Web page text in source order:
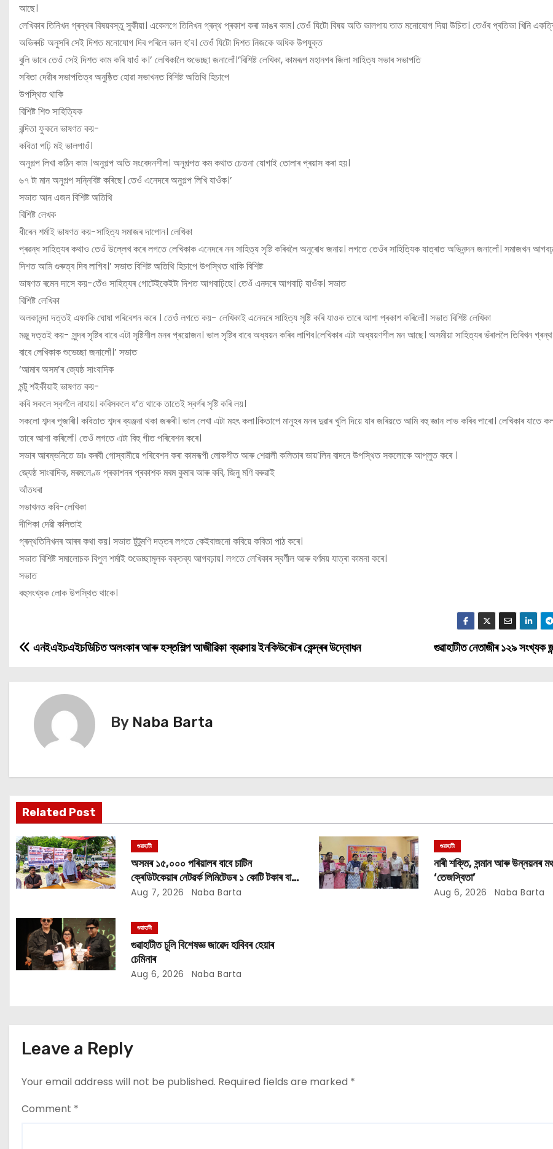
আছে।
লেখিকাৰ তিনিখন গ্ৰন্থৰ বিষয়বস্তু সুকীয়া। একেলগে তিনিখন গ্ৰন্থ প্ৰকাশ কৰা ডাঙৰ কাম। তেওঁ যিটো বিষয় অতি ভালপায় তাত মনোযোগ দিয়া উচিত। তেওঁৰ প্ৰতিভা খিনি
অভিৰুচি অনুসৰি সেই দিশত মনোযোগ দিব পৰিলে ভাল হ’ব। তেওঁ যিটো দিশত নিজকে অধিক উপযুক্ত
বুলি ভাবে তেওঁ সেই দিশত কাম কৰি যাওঁ ক।’ লেখিকালৈ শুভেচ্ছা জনালোঁ।’বিশিষ্ট লেখিকা, কামৰূপ মহানগৰ জিলা সাহিত্য সভাৰ সভাপতি
সবিতা দেৱীৰ সভাপতিত্ব অনুষ্ঠিত হোৱা সভাখনত বিশিষ্ট অতিথি হিচাপে
উপস্থিত থাকি
বিশিষ্ট শিশু সাহিত্যিক
বন্দিতা ফুকনে ভাষণত কয়-
কবিতা পঢ়ি মই ভালপাওঁ।
অনুগল্প লিখা কঠিন কাম ।অনুগল্প অতি সংবেদনশীল। অনুগল্পত কম কথাত চেতনা যোগাই তোলাৰ প্ৰয়াস কৰা হয়।
৬৭ টা মান অনুগল্প সন্নিবিষ্ট কৰিছে। তেওঁ এনেদৰে অনুগল্প লিখি যাওঁক।’
সভাত আন এজন বিশিষ্ট অতিথি
বিশিষ্ট লেখক
ধীৰেন শৰ্মাই ভাষণত কয়-সাহিত্য সমাজৰ দাপোন। লেখিকা
প্ৰৱন্ধ সাহিত্যৰ কথাও তেওঁ উল্লেখ কৰে লগতে লেখিকাক এনেদৰে নন সাহিত্য সৃষ্টি কৰিবলৈ অনুৰোধ জনায়। লগতে তেওঁৰ সাহিত্যিক যাত্ৰাত অভিনন্দন জনালোঁ। সমাজখন
দিশত আমি গুৰুত্ব দিব লাগিব।’ সভাত বিশিষ্ট অতিথি হিচাপে উপস্থিত থাকি বিশিষ্ট
ভাষণত ৰমেন দাসে কয়-তেঁও সাহিত্যৰ গোটেইকেইটা দিশত আগবাঢ়িছে। তেওঁ এনদৰে আগবাঢ়ি যাওঁক। সভাত
বিশিষ্ট লেখিকা
অলকানন্দা দত্তই এফাকি ঘোষা পৰিবেশন কৰে । তেওঁ লগতে কয়- লেখিকাই এনেদৰে সাহিত্য সৃষ্টি কৰি যাওক তাৰে আশা প্ৰকাশ কৰিলোঁ। সভাত বিশিষ্ট লেখিকা
মঞ্জু দত্তই কয়- সুন্দৰ সৃষ্টিৰ বাবে এটা সৃষ্টিশীল মনৰ প্ৰয়োজন। ভাল সৃষ্টিৰ বাবে অধ্যয়ন কৰিব লাগিব।লেখিকাৰ এটা অধ্যয়ণশীল মন আছে। অসমীয়া সাহিত্যৰ ভঁৰাললৈ তিবিখন
বাবে লেখিকাক শুভেচ্ছা জনালোঁ।’ সভাত
‘আমাৰ অসম’ৰ জ্যেষ্ঠ সাংবাদিক
মন্টু শইকীয়াই ভাষণত কয়-
কবি সকলে স্বৰ্গলৈ নাযায়। কবিসকলে য’ত থাকে তাতেই স্বৰ্গৰ সৃষ্টি কৰি লয়।
সকলো শব্দৰ পূজাৰী। কবিতাত শব্দৰ ব্যঞ্জনা থকা জৰুৰী। ভাল লেখা এটা মহৎ কলা।কিতাপে মানুহৰ মনৰ দুৱাৰ খুলি দিয়ে যাৰ জৰিয়তে আমি বহু জ্ঞান লাভ কৰিব পাৰো। লেখিকাৰ যাতে
তাৰে আশা কৰিলোঁ। তেওঁ লগতে এটা বিহু গীত পৰিবেশন কৰে।
সভাৰ আৰম্ভনিতে ডাঃ কৰবী গোস্বামীয়ে পৰিবেশন কৰা কামৰূপী লোকগীত আৰু শেৱালী কলিতাৰ ভায়’লিন বাদনে উপস্থিত সকলোকে আপ্লুত কৰে ।
জ্যেষ্ঠ সাংবাদিক, মৰমলেণ্ড প্ৰকাশনৰ প্ৰকাশক মৰম কুমাৰ আৰু কবি, জিনু মণি বৰুৱাই
আঁতধৰা
সভাখনত কবি-লেখিকা
দীপিকা দেৱী কলিতাই
গ্ৰন্থতিনিখনৰ আৰৰ কথা কয়। সভাত টুটুমণি দত্তৰ লগতে কেইবাজনো কবিয়ে কবিতা পাঠ কৰে।
সভাত বিশিষ্ট সমালোচক বিপুল শৰ্মাই শুভেচ্ছামূলক বক্তব্য আগবঢ়ায়। লগতে লেখিকাৰ স্বৰ্ণীল আৰু বৰ্ণময় যাত্ৰা কামনা কৰে।
সভাত
বহুসংখ্যক লোক উপস্থিত থাকে।
P
o
a
v
i
g
a
o
গুৱাহাটীত নেতাজীৰ ১২৯ সংখ্যক
এনইএইচএইচডিচিত অলংকাৰ আৰু হস্তশিল্প আজীৱিকা ব্যৱসায় ইনকিউবেটৰ কেন্দ্ৰৰ উদ্বোধন
By Naba Barta
Related Post
গুৱাহাটী
অসমৰ ১৫,০০০ পৰিয়ালৰ বাবে চাটিন
ক্ৰেডিটকেয়াৰ নেটৱৰ্ক লিমিটেডৰ ১ কোটি টকাৰ বান
সাহায্য অভিযান
Aug 7, 2026 Naba Barta
গুৱাহাটী
নাৰী শক্তি, সন্মান আৰু উন্নয়নৰ
‘তেজস্বিতা’
Aug 6, 2026 Naba Barta
গুৱাহাটী
গুৱাহাটীত চুলি বিশেষজ্ঞ জাৱেদ হাবিবৰ হেয়াৰ
চেমিনাৰ
Aug 6, 2026 Naba Barta
Leave a Reply
Your email address will not be published. Required fields are marked *
Comment *